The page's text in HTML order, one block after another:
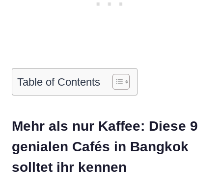
Table of Contents
Mehr als nur Kaffee: Diese 9
genialen Cafés in Bangkok
solltet ihr kennen